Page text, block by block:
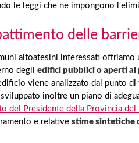
le leggi che ne impongono
delle
altoatesini interessati
degli edifici pubblici o aperti al
viene analizzato dal punto di
inoltre un piano di
del Presidente della Provincia
e relative stime sintetiche